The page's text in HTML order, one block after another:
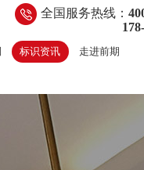
全国服务热线：
标识资讯 走进前期